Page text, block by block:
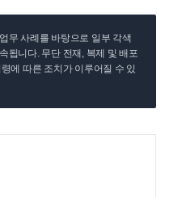
무 사례를 바탕으로 일부 각색
됩니다. 무단 전재, 복제 및 배포
에 따른 조치가 이루어질 수 있